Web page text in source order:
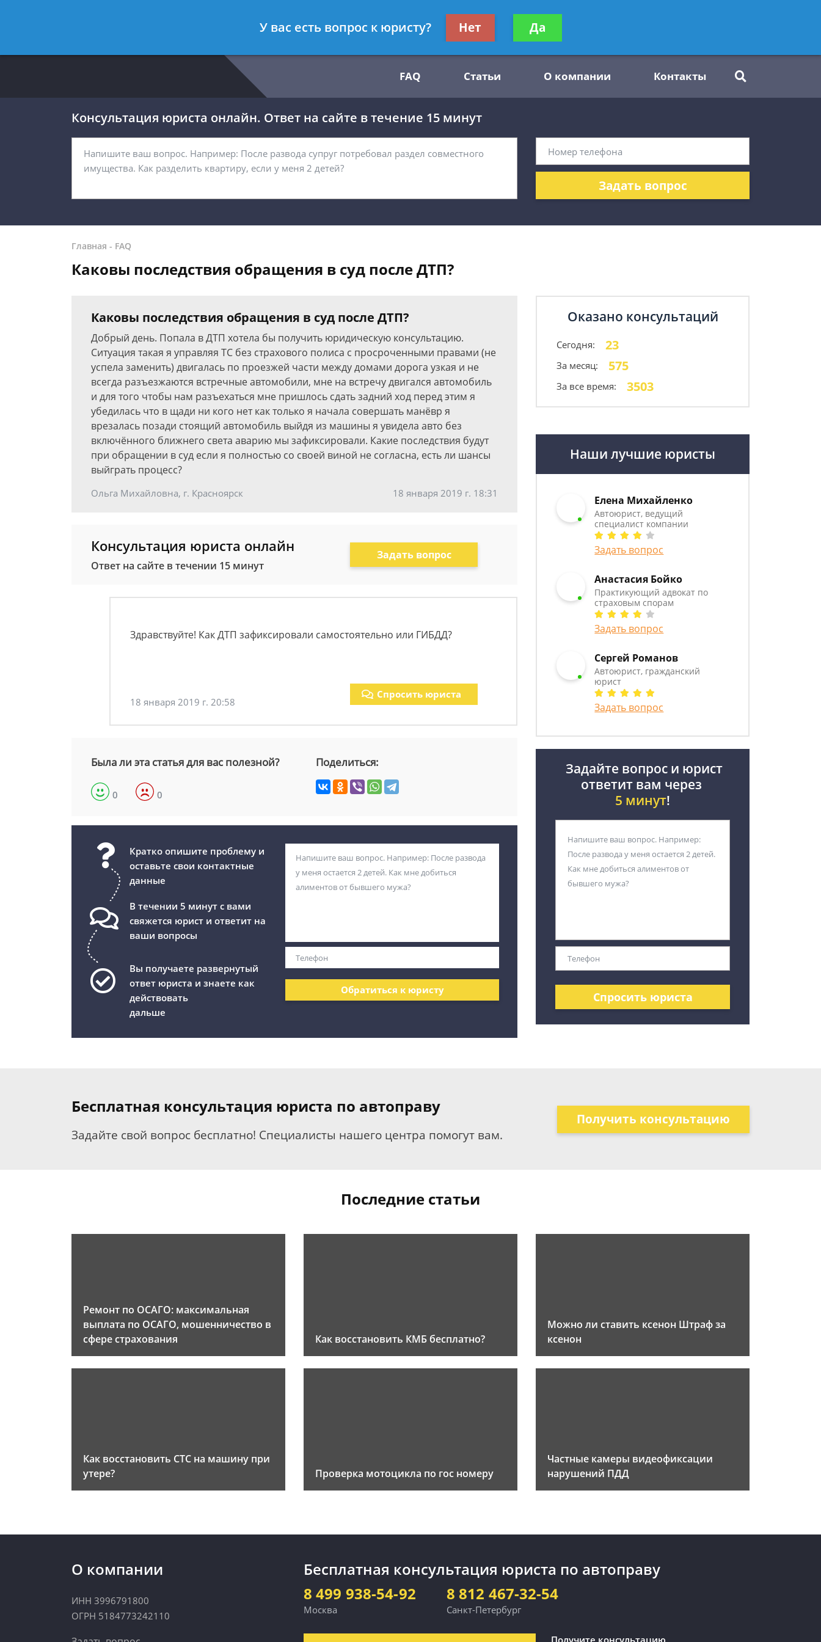
8 812 467-32-54
Получите консультацию
бесплатно
FAQ Статьи О компании Контакты
Консультация юриста онлайн. Ответ на сайте в течение 15 минут
Задать вопрос
Главная - FAQ
Каковы последствия обращения в суд после ДТП?
Каковы последствия обращения в суд после ДТП?
Добрый день. Попала в ДТП хотела бы получить юридическую консультацию.
Ситуация такая я управляя ТС без страхового полиса с просроченными правами (не
успела заменить) двигалась по проезжей части между домами дорога узкая и не
всегда разъезжаются встречные автомобили, мне на встречу двигался автомобиль
и для того чтобы нам разъехаться мне пришлось сдать задний ход перед этим я
убедилась что в щади ни кого нет как только я начала совершать манёвр я
врезалась позади стоящий автомобиль выйдя из машины я увидела авто без
включённого ближнего света аварию мы зафиксировали. Какие последствия будут
при обращении в суд если я полностью со своей виной не согласна, есть ли шансы
выйграть процесс?
Ольга Михайловна, г. Красноярск 18 января 2019 г. 18:31
Консультация юриста онлайн
Ответ на сайте в течении 15 минут
Задать вопрос
Здравствуйте! Как ДТП зафиксировали самостоятельно или ГИБДД?
18 января 2019 г. 20:58
Спросить юриста
Была ли эта статья для вас полезной?
0 0
Поделиться:
Кратко опишите проблему и
оставьте свои контактные
данные
В течении 5 минут с вами
свяжется юрист и ответит на
ваши вопросы
Вы получаете развернутый
ответ юриста и знаете как
действовать
дальше
Обратиться к юристу
Оказано консультаций
Сегодня: 23
За месяц: 575
За все время: 3503
Наши лучшие юристы
Елена Михайленко
Автоюрист, ведущий
специалист компании
Задать вопрос
Анастасия Бойко
Практикующий адвокат по
страховым спорам
Задать вопрос
Сергей Романов
Автоюрист, гражданский
юрист
Задать вопрос
Задайте вопрос и юрист
ответит вам через
5 минут!
Спросить юриста
Бесплатная консультация юриста по автоправу
Задайте свой вопрос бесплатно! Специалисты нашего центра помогут вам.
Получить консультацию
Последние статьи
Ремонт по ОСАГО: максимальная
выплата по ОСАГО, мошенничество в
сфере страхования
Как восстановить КМБ бесплатно?
Можно ли ставить ксенон Штраф за
ксенон
Как восстановить СТС на машину при
утере?
Проверка мотоцикла по гос номеру
Частные камеры видеофиксации
нарушений ПДД
О компании
ИНН 3996791800
ОГРН 5184773242110
Бесплатная консультация юриста по автоправу
8 499 938-54-92
Москва
8 812 467-32-54
Санкт-Петербург
Получите консультацию
У вас есть вопрос к юристу? Нет Да